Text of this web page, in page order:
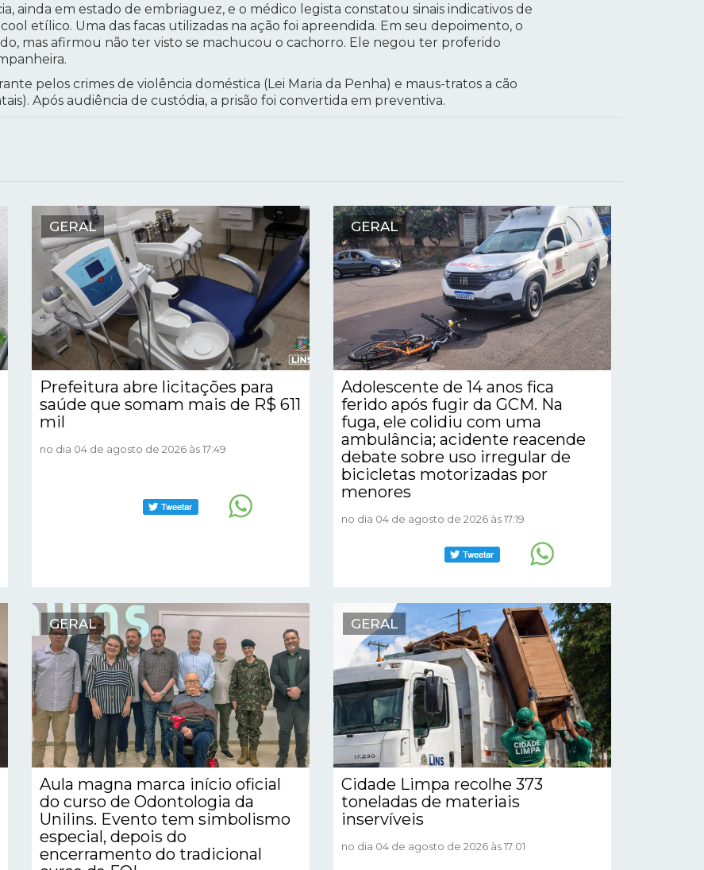
ainda em estado de embriaguez, e o médico legista constatou sinais indicativos de
etílico. Uma das facas utilizadas na ação foi apreendida. Em seu depoimento, o
mas afirmou não ter visto se machucou o cachorro. Ele negou ter proferido
pelos crimes de violência doméstica (Lei Maria da Penha) e maus-tratos a cão
Após audiência de custódia, a prisão foi convertida em preventiva.
GERAL
Prefeitura abre licitações para
saúde que somam mais de R$ 611
mil
no dia 04 de agosto de 2026 às 17:49
GERAL
Adolescente de 14 anos fica
ferido após fugir da GCM. Na
fuga, ele colidiu com uma
ambulância; acidente reacende
debate sobre uso irregular de
bicicletas motorizadas por
menores
no dia 04 de agosto de 2026 às 17:19
GERAL
Aula magna marca início oficial
do curso de Odontologia da
Unilins. Evento tem simbolismo
especial, depois do
encerramento do tradicional
GERAL
Cidade Limpa recolhe 373
toneladas de materiais
inservíveis
no dia 04 de agosto de 2026 às 17:01